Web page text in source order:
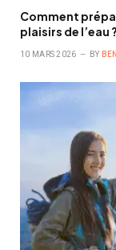
Comment
plaisirs de l’eau ?
10 MARS 2026 BY